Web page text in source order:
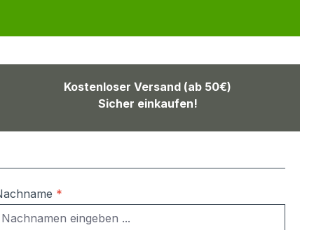
Kostenloser Versand (ab 50€)
Sicher einkaufen!
*